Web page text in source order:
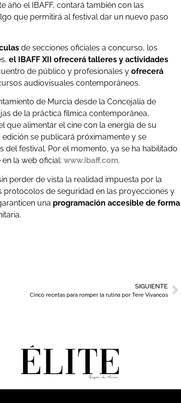
año el IBAFF, contará también con las
que permitirá al festival dar un nuevo paso
de secciones oficiales a concurso, los
el IBAFF XII ofrecerá talleres y actividades
de público y profesionales y ofrecerá
audiovisuales contemporáneos.
de Murcia desde la Concejalía de
de la práctica fílmica contemporánea,
que alimentar el cine con la energía de su
se publicará próximamente y se
festival. Por el momento, ya se ha habilitado
la web oficial: www.ibaff.com.
perder de vista la realidad impuesta por la
protocolos de seguridad en las proyecciones y
una programación accesible de forma
SIGUIENTE
Cinco recetas para romper la rutina por Tere Vivancos